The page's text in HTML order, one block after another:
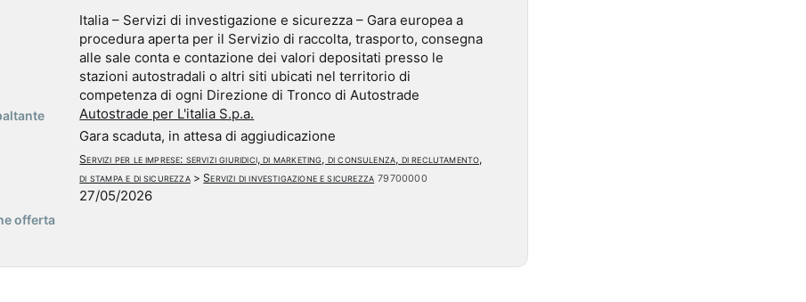
Italia – Servizi di investigazione e sicurezza – Gara europea a
procedura aperta per il Servizio di raccolta, trasporto, consegna
alle sale conta e contazione dei valori depositati presso le
stazioni autostradali o altri siti ubicati nel territorio di
competenza di ogni Direzione di Tronco di Autostrade
Autostrade per L'italia S.p.a.
Gara scaduta, in attesa di aggiudicazione
Servizi per le imprese: servizi giuridici, di marketing, di consulenza, di reclutamento,
di stampa e di sicurezza> Servizi di investigazione e sicurezza 79700000
offerta
27/05/2026